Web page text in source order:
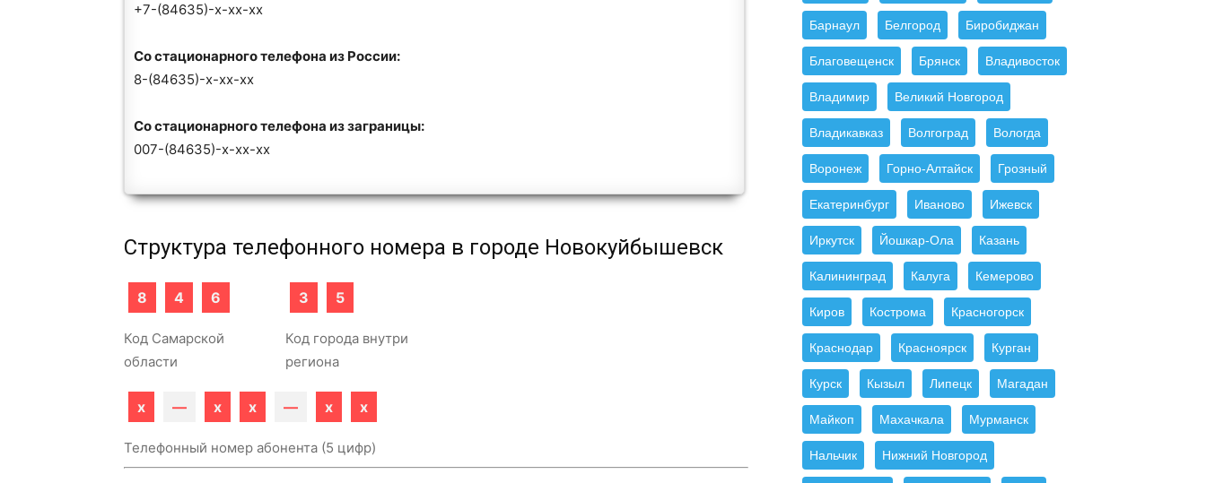
+7-(84635)-x-xx-xx
Со стационарного телефона из России:
8-(84635)-x-xx-xx
Со стационарного телефона из заграницы:
007-(84635)-x-xx-xx
Структура телефонного номера в городе Новокуйбышевск
8 4 6
Код Самарской
области
3 5
Код города внутри
региона
x — x x — x x
Телефонный номер абонента (5 цифр)
Барнаул Белгород Биробиджан
Благовещенск Брянск Владивосток
Владимир Великий Новгород
Владикавказ Волгоград Вологда
Воронеж Горно-Алтайск Грозный
Екатеринбург Иваново Ижевск
Иркутск Йошкар-Ола Казань
Калининград Калуга Кемерово
Киров Кострома Красногорск
Краснодар Красноярск Курган
Курск Кызыл Липецк Магадан
Майкоп Махачкала Мурманск
Нальчик Нижний Новгород